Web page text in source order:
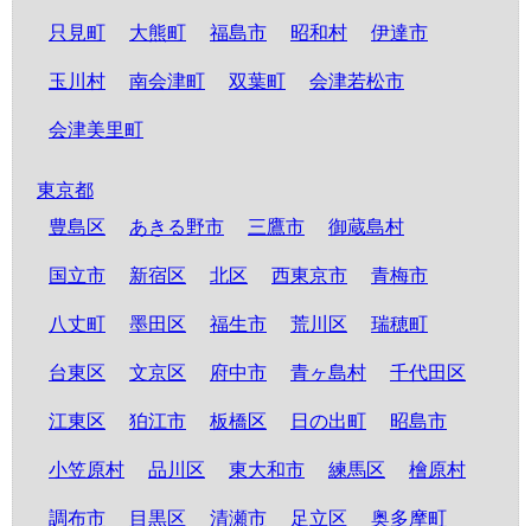
只見町 大熊町 福島市 昭和村 伊達市
玉川村 南会津町 双葉町 会津若松市
会津美里町
東京都
豊島区
あきる野市 三鷹市 御蔵島村
国立市 新宿区 北区 西東京市 青梅市
八丈町 墨田区 福生市 荒川区 瑞穂町
台東区 文京区 府中市 青ヶ島村 千代田区
江東区 狛江市 板橋区 日の出町 昭島市
小笠原村 品川区 東大和市 練馬区 檜原村
調布市 目黒区 清瀬市 足立区 奥多摩町